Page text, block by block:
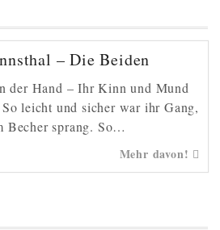
– Die Beiden
der Hand – Ihr Kinn und Mund
leicht und sicher war ihr Gang,
Becher sprang. So…
Mehr davon!